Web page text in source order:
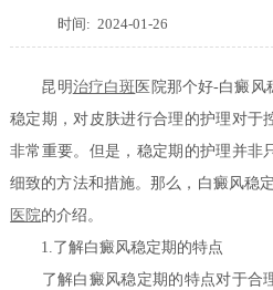
时间: 2024-01-26
昆明治疗白斑 医院那个好-白癜
稳定期，对皮肤进行合理的护理对于
非常重要。但是，稳定期的护理并非
细致的方法和措施。那么，白癜风稳
医院的介绍。
1.了解白癜风稳定期的特点
了解白癜风稳定期的特点对于合